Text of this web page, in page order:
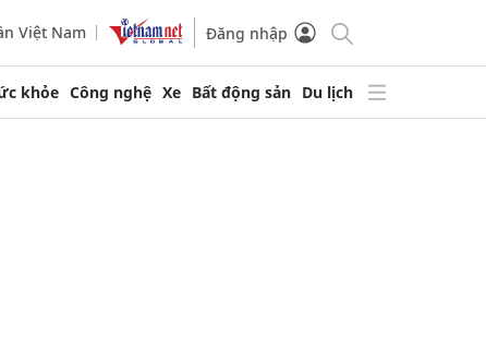
Việt Nam Đăng nhập
khỏe Công nghệ Xe Bất động sản Du lịch